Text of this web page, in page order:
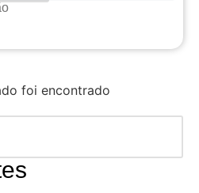
foi encontrado